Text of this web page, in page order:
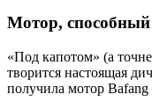
Мотор,
«Под капотом» (а
творится настоящая
получила мотор